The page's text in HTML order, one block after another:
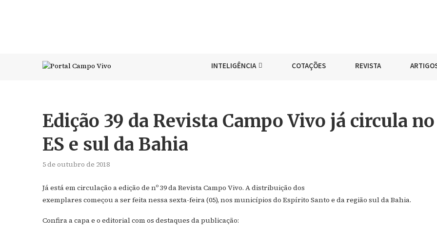
INTELIGÊNCIA COTAÇÕES REVISTA
Edição 39 da Revista Campo Vivo já circula no
ES e sul da Bahia
5 de outubro de 2018
Já está em circulação a edição de nº 39 da Revista Campo Vivo. A distribuição dos
exemplares começou a ser feita nessa sexta-feira (05), nos municípios do Espírito Santo e da região sul da Bahia.
Confira a capa e o editorial com os destaques da publicação: